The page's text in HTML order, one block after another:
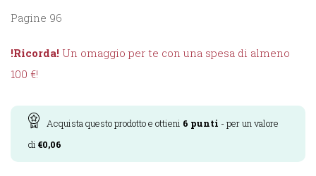
Pagine 96
!Ricorda! Un omaggio per te con una spesa di almeno
100 €!
Acquista questo prodotto e ottieni 6 punti - per un valore
di €0,06